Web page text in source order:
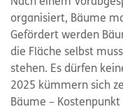
organisiert, Bäume
Gefördert werden
die Fläche selbst
stehen. Es dürfen
2025 kümmern sich
Bäume –